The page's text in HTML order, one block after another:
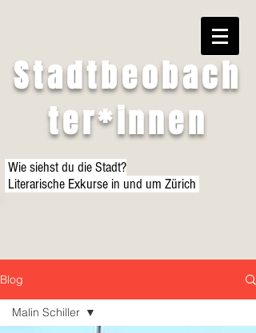
Stadtbeobach
ter*innen
Wie siehst du die Stadt?
Literarische Exkurse in und um Zürich
Blog
Malin Schiller